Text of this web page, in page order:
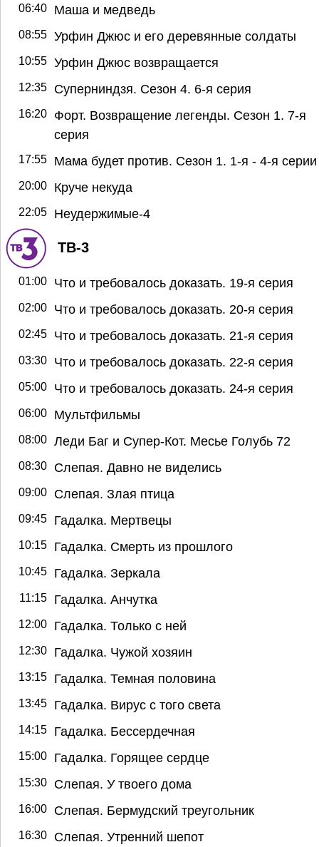
06:40 Маша и медведь
08:55 Урфин Джюс и его деревянные солдаты
10:55 Урфин Джюс возвращается
12:35 Суперниндзя. Сезон 4. 6-я серия
16:20
Форт. Возвращение легенды. Сезон 1. 7-я
серия
17:55 Мама будет против. Сезон 1. 1-я - 4-я серии
20:00 Круче некуда
22:05 Неудержимые-4
ТВ-3
01:00 Что и требовалось доказать. 19-я серия
02:00 Что и требовалось доказать. 20-я серия
02:45 Что и требовалось доказать. 21-я серия
03:30 Что и требовалось доказать. 22-я серия
05:00 Что и требовалось доказать. 24-я серия
06:00 Мультфильмы
08:00 Леди Баг и Супер-Кот. Месье Голубь 72
08:30 Слепая. Давно не виделись
09:00 Слепая. Злая птица
09:45 Гадалка. Мертвецы
10:15 Гадалка. Смерть из прошлого
10:45 Гадалка. Зеркала
11:15 Гадалка. Анчутка
12:00 Гадалка. Только с ней
12:30 Гадалка. Чужой хозяин
13:15 Гадалка. Темная половина
13:45 Гадалка. Вирус с того света
14:15 Гадалка. Бессердечная
15:00 Гадалка. Горящее сердце
15:30 Слепая. У твоего дома
16:00 Слепая. Бермудский треугольник
16:30 Слепая. Утренний шепот